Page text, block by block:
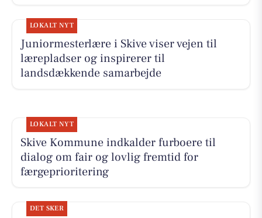
LOKALT NYT
Juniormesterlære i Skive viser vejen til
lærepladser og inspirerer til
landsdækkende samarbejde
LOKALT NYT
Skive Kommune indkalder furboere til
dialog om fair og lovlig fremtid for
færgeprioritering
DET SKER